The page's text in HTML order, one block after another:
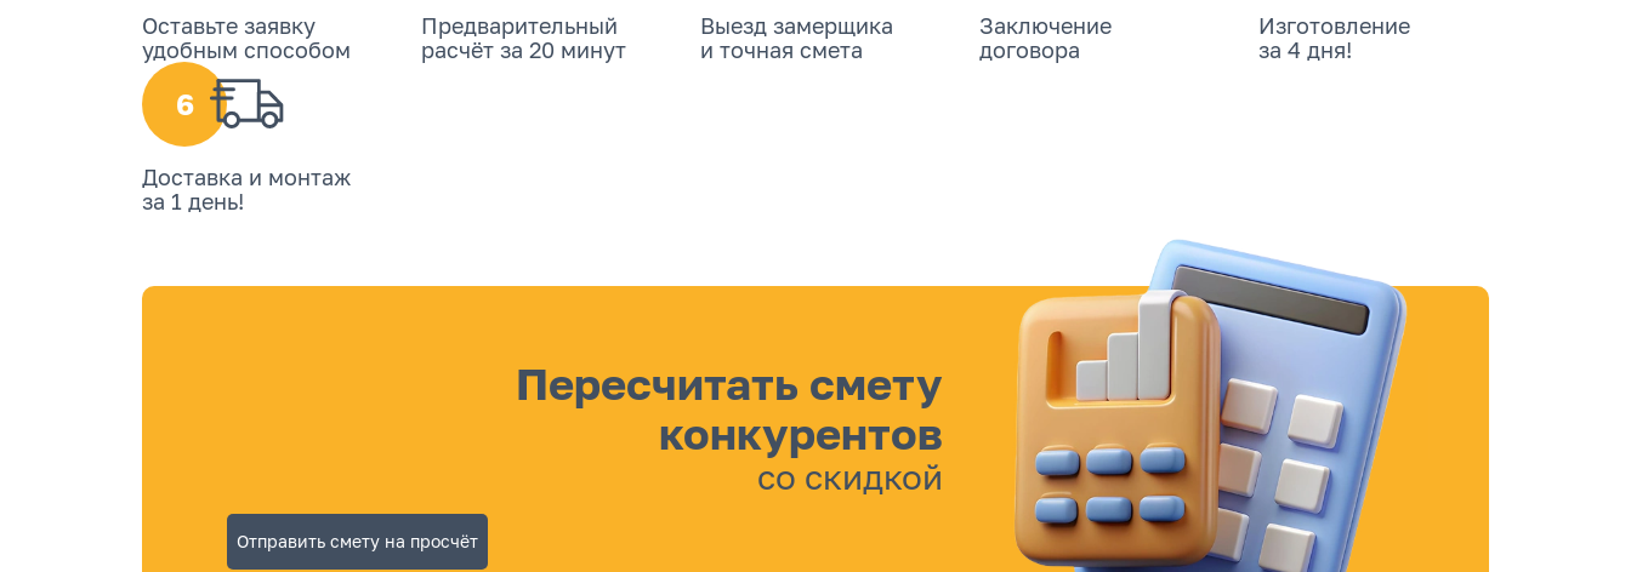
Оставьте заявку
удобным способом
Предварительный
расчёт за 20 минут
Выезд замерщика
и точная смета
Заключение
договора
Изготовление
за 4 дня!
6
Доставка и монтаж
за 1 день!
Пересчитать смету
конкурентов
со скидкой
Отправить смету на просчёт